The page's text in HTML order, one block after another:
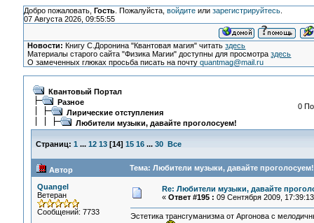
Добро пожаловать, Гость. Пожалуйста, войдитеили зарегистрируйтесь.
07 Августа 2026, 09:55:55
Новости: Книгу С.Доронина "Квантовая магия" читатьздесь
Материалы старого сайта "Физика Магии" доступны для просмотраздесь
О замеченных глюках просьба писать на почтуquantmag@mail.ru
Квантовый Портал
Разное
Лирические отступления
Любители музыки, давайте проголосуем!
0
Страниц: 1 ... 12 13[14] 15 16 ... 30 Все
Автор Тема: Любители музыки, давайте
Quangel
Ветеран
Сообщений: 7733
Re: Любители музыки, давайте
« Ответ #195 : 09 Сентября 2009,
Эстетика трансгуманизма от Аргонова с